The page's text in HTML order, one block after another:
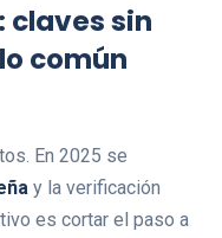
claves sin
común
En 2025 se
y la verificación
es cortar el paso a